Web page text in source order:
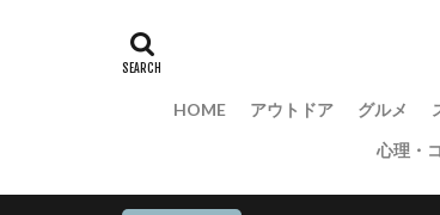
HOME アウトドア グルメ
心理・